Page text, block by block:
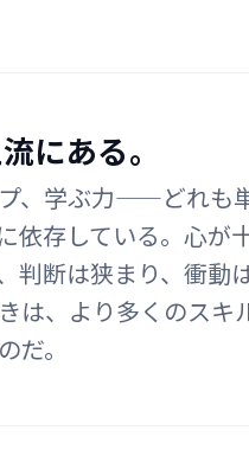
にある。
、学ぶ力——どれも
依存している。心が
判断は狭まり、衝動
は、より多くのスキ
。